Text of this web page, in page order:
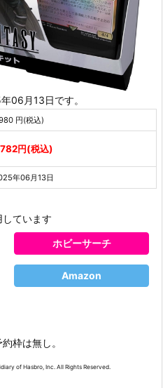
06月13日です。
円(税込)
円(税込)
年06月13日
しています
ホビーサーチ
Amazon
枠は無し。
of Hasbro, Inc. All Rights Reserved.